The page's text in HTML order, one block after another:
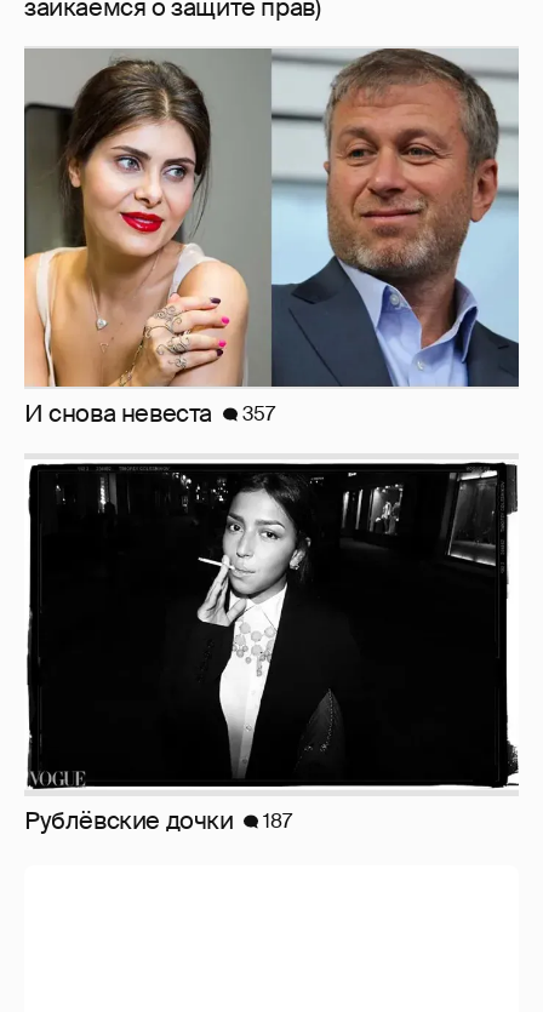
заикаемся о защите прав)
И снова невеста 357
Рублёвские дочки 187